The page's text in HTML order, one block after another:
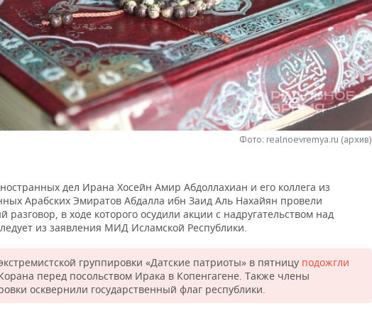
Фото: realnoevremya.ru (архив)
дел Ирана Хосейн Амир Абдоллахиан и его коллега из
Арабских Эмиратов Абдалла ибн Заид Аль Нахайян провели
разговор, в ходе которого осудили акции с надругательством над
из заявления МИД Исламской Республики.
группировки «Датские патриоты» в пятницу подожгли
перед посольством Ирака в Копенгагене. Также члены
осквернили государственный флаг республики.